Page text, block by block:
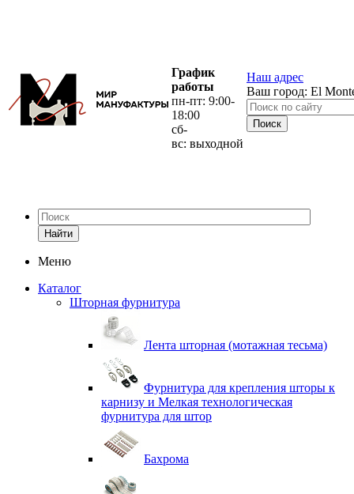
График
работы
пн-пт: 9:00-
18:00
сб-
вс: выходной
Наш адрес
Ваш город: El
Найти
Меню
Каталог
Шторная фурнитура
Лента шторная (мотажная тесьма)
Фурнитура для крепления шторы к
карнизу и Мелкая технологическая
фурнитура для штор
Бахрома